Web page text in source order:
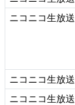
ニコニコ生放送
ニコニコ生放送
ニコニコ生放送